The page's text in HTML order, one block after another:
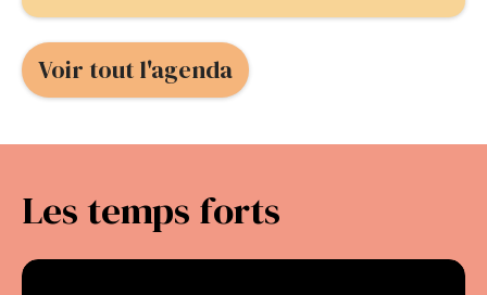
Voir tout l'agenda
Les temps forts